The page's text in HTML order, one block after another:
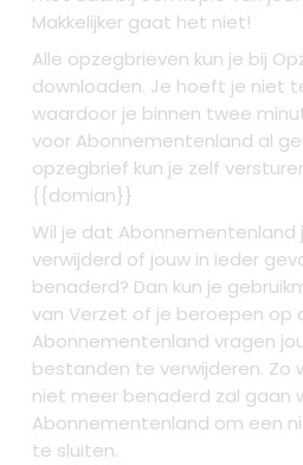
Makkelijker gaat het niet!
Alle opzegbrieven kun je bij
downloaden. Je hoeft je niet
waardoor je binnen twee
voor Abonnementenland al
opzegbrief kun je zelf
{{domian}}
Wil je dat Abonnementenland
verwijderd of jouw in ieder
benaderd? Dan kun je
van Verzet of je beroepen op
Abonnementenland vragen
bestanden te verwijderen. Zo
niet meer benaderd zal gaan
Abonnementenland om een
te sluiten.